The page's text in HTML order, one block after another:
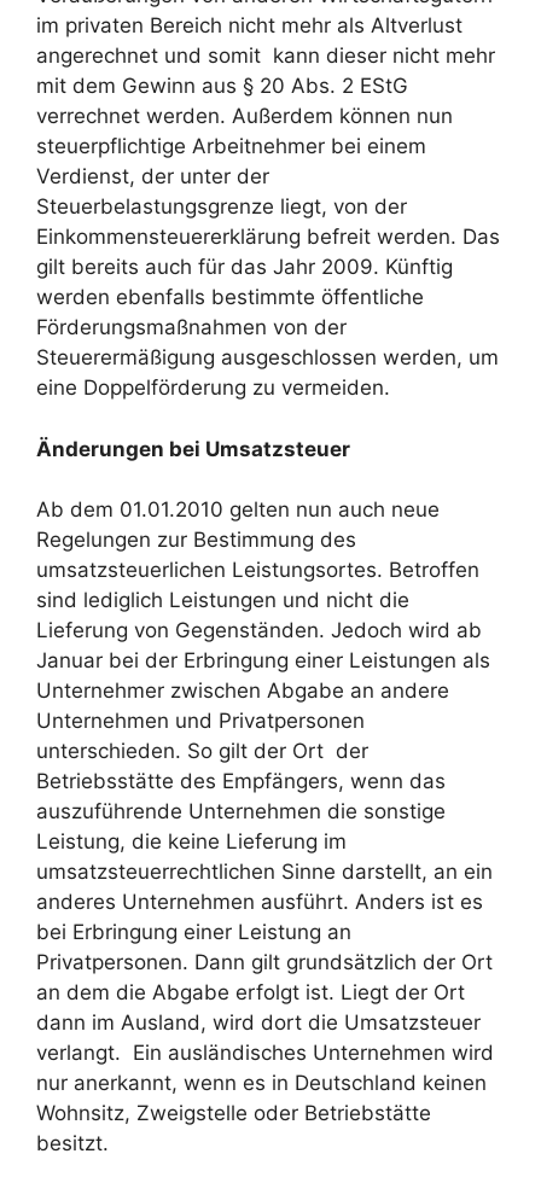
im privaten Bereich nicht mehr als Altverlust
angerechnet und somit kann dieser nicht mehr
mit dem Gewinn aus § 20 Abs. 2 EStG
verrechnet werden. Außerdem können nun
steuerpflichtige Arbeitnehmer bei einem
Verdienst, der unter der
Steuerbelastungsgrenze liegt, von der
Einkommensteuererklärung befreit werden. Das
gilt bereits auch für das Jahr 2009. Künftig
werden ebenfalls bestimmte öffentliche
Förderungsmaßnahmen von der
Steuerermäßigung ausgeschlossen werden, um
eine Doppelförderung zu vermeiden.
Änderungen bei Umsatzsteuer
Ab dem 01.01.2010 gelten nun auch neue
Regelungen zur Bestimmung des
umsatzsteuerlichen Leistungsortes. Betroffen
sind lediglich Leistungen und nicht die
Lieferung von Gegenständen. Jedoch wird ab
Januar bei der Erbringung einer Leistungen als
Unternehmer zwischen Abgabe an andere
Unternehmen und Privatpersonen
unterschieden. So gilt der Ort der
Betriebsstätte des Empfängers, wenn das
auszuführende Unternehmen die sonstige
Leistung, die keine Lieferung im
umsatzsteuerrechtlichen Sinne darstellt, an ein
anderes Unternehmen ausführt. Anders ist es
bei Erbringung einer Leistung an
Privatpersonen. Dann gilt grundsätzlich der Ort
an dem die Abgabe erfolgt ist. Liegt der Ort
dann im Ausland, wird dort die Umsatzsteuer
verlangt. Ein ausländisches Unternehmen wird
nur anerkannt, wenn es in Deutschland keinen
Wohnsitz, Zweigstelle oder Betriebstätte
besitzt.